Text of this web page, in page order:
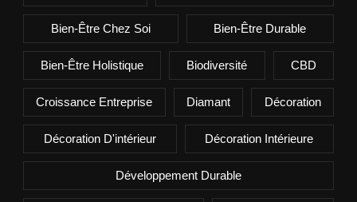
Bien-Être Chez Soi Bien-Être Durable
Bien-Être Holistique Biodiversité CBD
Croissance Entreprise Diamant Décoration
Décoration D'intérieur Décoration Intérieure
Développement Durable